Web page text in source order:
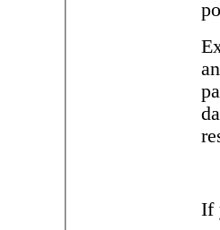
and even
If